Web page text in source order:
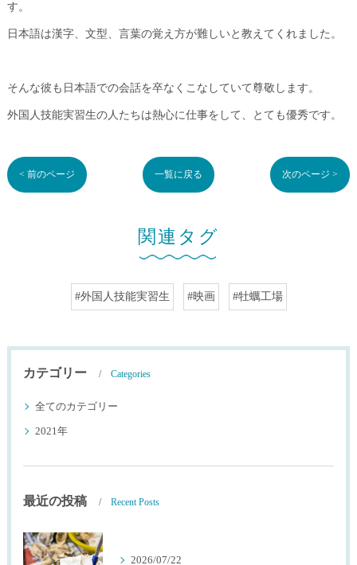
す。
日本語は漢字、文型、言葉の覚え方が難しいと教えてくれました。
そんな彼も日本語での会話を卒なくこなしていて尊敬します。
外国人技能実習生の人たちは熱心に仕事をして、とても優秀です。
< 前のページ 一覧に戻る 次のページ >
関連タグ
#外国人技能実習生 #映画 #牡蠣工場
カテゴリー Categories
全てのカテゴリー
2021年
最近の投稿 Recent Posts
2026/07/22